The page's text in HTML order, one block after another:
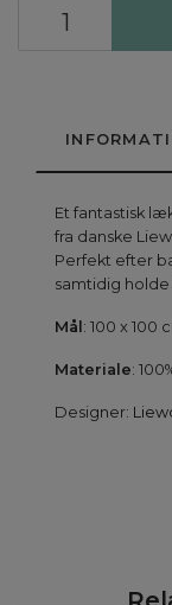
Et fantastisk
fra danske
Perfekt efter
samtidig
Mål : 100 x 100
Materiale:
Designer: